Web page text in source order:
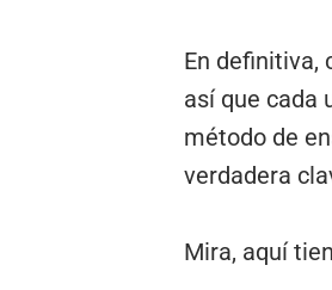
En definitiva,
así que cada
método de
verdadera
Mira, aquí